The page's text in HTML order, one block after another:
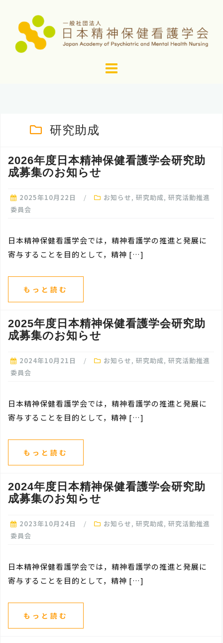
研究助成
2026年度日本精神保健看護学会研究助
成募集のお知らせ
2025年10月22日 お知らせ, 研究助成, 研究活動推進
委員会
日本精神保健看護学会では，精神看護学の推進と発展に
寄与することを目的として，精神 […]
もっと読む
2025年度日本精神保健看護学会研究助
成募集のお知らせ
2024年10月21日 お知らせ, 研究助成, 研究活動推進
委員会
日本精神保健看護学会では，精神看護学の推進と発展に
寄与することを目的として，精神 […]
もっと読む
2024年度日本精神保健看護学会研究助
成募集のお知らせ
2023年10月24日 お知らせ, 研究助成, 研究活動推進
委員会
日本精神保健看護学会では，精神看護学の推進と発展に
寄与することを目的として，精神 […]
もっと読む